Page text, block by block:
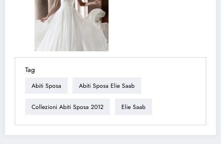
Tag
Abiti Sposa Abiti Sposa Elie Saab
Collezioni Abiti Sposa 2012 Elie Saab